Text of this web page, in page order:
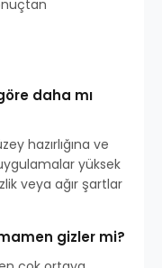
daha mı
hazırlığına ve
uygulamalar yüksek
veya ağır şartlar
gizler mi?